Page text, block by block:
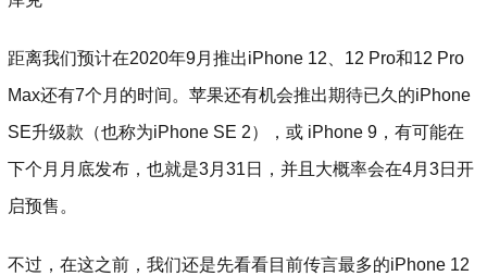
距离我们预计在2020年9月推出iPhone 12、12 Pro和12 Pro
Max还有7个月的时间。苹果还有机会推出期待已久的iPhone
SE升级款（也称为iPhone SE 2），或 iPhone 9，有可能在
下个月月底发布，也就是3月31日，并且大概率会在4月3日开
启预售。
不过，在这之前，我们还是先看看目前传言最多的iPhone 12